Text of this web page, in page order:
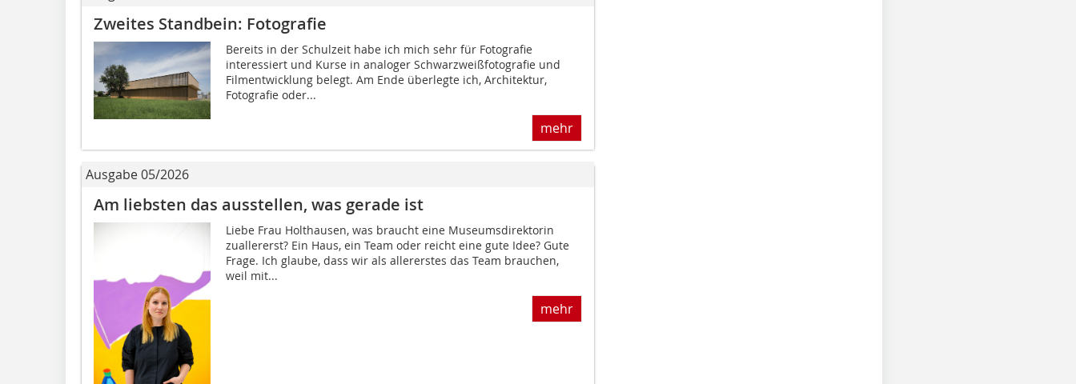
Zweites Standbein: Fotografie
Bereits in der Schulzeit habe ich mich sehr für Fotografie
interessiert und Kurse in analoger Schwarzweißfotografie und
Filmentwicklung belegt. Am Ende überlegte ich, Architektur,
Fotografie oder...
mehr
Ausgabe 05/2026
Am liebsten das ausstellen, was gerade ist
Liebe Frau Holthausen, was braucht eine Museumsdirektorin
zuallererst? Ein Haus, ein Team oder reicht eine gute Idee? Gute
Frage. Ich glaube, dass wir als allererstes das Team brauchen,
weil mit...
mehr